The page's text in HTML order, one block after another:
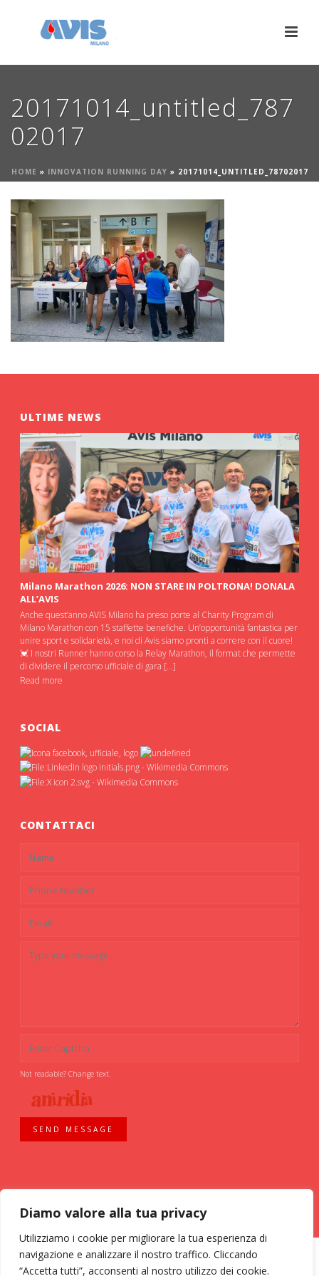
Diamo valore alla tua privacy
Utilizziamo i cookie per migliorare la tua esperienza di
navigazione e analizzare il nostro traffico. Cliccando
“Accetta tutti”, acconsenti al nostro utilizzo dei cookie.
20171014_untitled_787
02017
HOME » INNOVATION RUNNING DAY » 20171014_UNTITLED_78702017
ULTIME NEWS
Milano Marathon 2026: NON STARE IN POLTRONA! DONALA
ALL’AVIS
Anche quest’anno AVIS Milano ha preso porte al Charity Program di
Milano Marathon con 15 staffette benefiche. Un’opportunità fantastica per
unire sport e solidarietà, e noi di Avis siamo pronti a correre con il cuore!
💓 I nostri Runner hanno corso la Relay Marathon, il format che permette
di dividere il percorso ufficiale di gara […]
Read more
SOCIAL
CONTATTACI
Not readable? Change text.
SEND MESSAGE